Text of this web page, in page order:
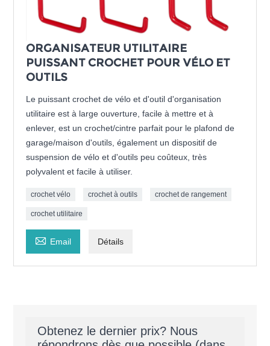
ORGANISATEUR UTILITAIRE
PUISSANT CROCHET POUR VÉLO ET
OUTILS
Le puissant crochet de vélo et d'outil d'organisation
utilitaire est à large ouverture, facile à mettre et à
enlever, est un crochet/cintre parfait pour le plafond de
garage/maison d'outils, également un dispositif de
suspension de vélo et d'outils peu coûteux, très
polyvalent et facile à utiliser.
crochet vélo crochet à outils crochet de rangement
crochet utilitaire
 Email Détails
Obtenez le dernier prix? Nous